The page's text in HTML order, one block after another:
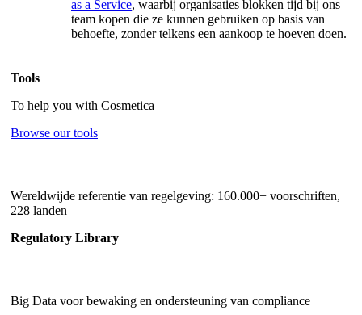
as a Service, waarbij organisaties blokken tijd bij ons
team kopen die ze kunnen gebruiken op basis van
behoefte, zonder telkens een aankoop te hoeven doen.
Tools
To help you with Cosmetica
Browse our tools
Wereldwijde referentie van regelgeving: 160.000+ voorschriften,
228 landen
Regulatory Library
Big Data voor bewaking en ondersteuning van compliance